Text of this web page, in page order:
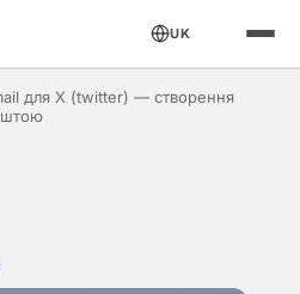
UK
для X (twitter) — створення